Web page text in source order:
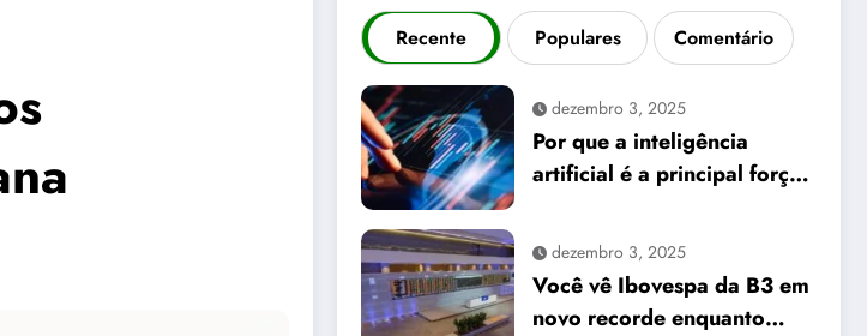
Recente Populares Comentário
dezembro 3, 2025
Por que a inteligência
artificial é a principal força
significa para seus
investimentos
dezembro 3, 2025
Você vê Ibovespa da B3 em
novo recorde enquanto